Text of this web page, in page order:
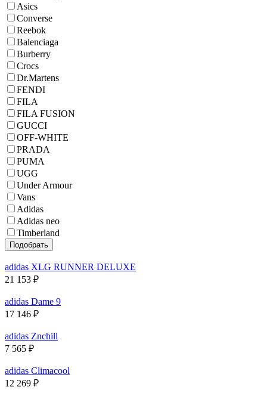
Asics
Converse
Reebok
Balenciaga
Burberry
Crocs
Dr.Martens
FENDI
FILA
FILA FUSION
GUCCI
OFF-WHITE
PRADA
PUMA
UGG
Under Armour
Vans
Adidas
Adidas neo
Timberland
adidas XLG RUNNER DELUXE
21 153 ₽
adidas Dame 9
17 146 ₽
adidas Znchill
7 565 ₽
adidas Climacool
12 269 ₽